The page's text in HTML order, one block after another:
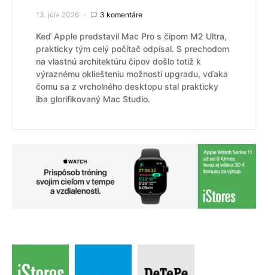
13. júla 2026 3 komentáre
Keď Apple predstavil Mac Pro s čipom M2 Ultra,
prakticky tým celý počítač odpísal. S prechodom
na vlastnú architektúru čipov došlo totiž k
výraznému okliešteniu možností upgradu, vďaka
čomu sa z vrcholného desktopu stal prakticky
iba glorifikovaný Mac Studio.